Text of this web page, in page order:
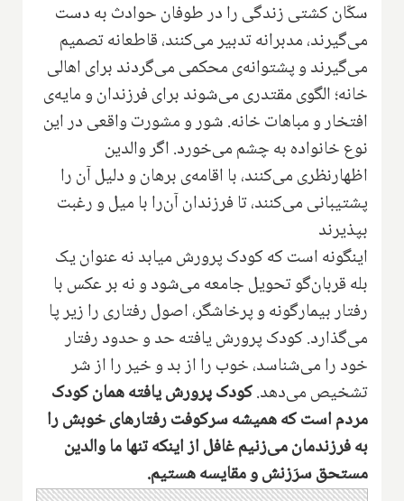
سکّان کشتی زندگی را در طوفان حوادث به دست
می‌گیرند، مدبرانه تدبیر می‌کنند، قاطعانه تصمیم
می‌گیرند و پشتوانه‌ی محکمی می‌گردند برای اهالی
خانه؛ الگوی مقتدری می‌شوند برای فرزندان و مایه‌ی
افتخار و مباهات خانه. شور و مشورت واقعی در این
نوع خانواده به چشم می‌خورد. اگر والدین
اظهارنظری می‌کنند، با اقامه‌ی برهان و دلیل آن را
پشتیبانی می‌کنند، تا فرزندان آن‌را با میل و رغبت
بپذیرند
اینگونه است که کودک پرورش میابد نه عنوان یک
بله قربان‌گو تحویل جامعه می‌شود و نه بر عکس با
رفتار بیمار‌گونه و پرخاشگر، اصول رفتاری را زیر پا
می‌گذارد. کودک پرورش یافته حد و حدود رفتار
خود را می‌شناسد، خوب را از بد و خیر را از شر
تشخیص می‌دهد.کودک پرورش یافته همان کودک
مردم است که همیشه سرکوفت رفتارهای خوبش را
به فرزندمان می‌زنیم غافل از اینکه تنها ما والدین
مستحق سرَزنش و مقایسه هستیم.